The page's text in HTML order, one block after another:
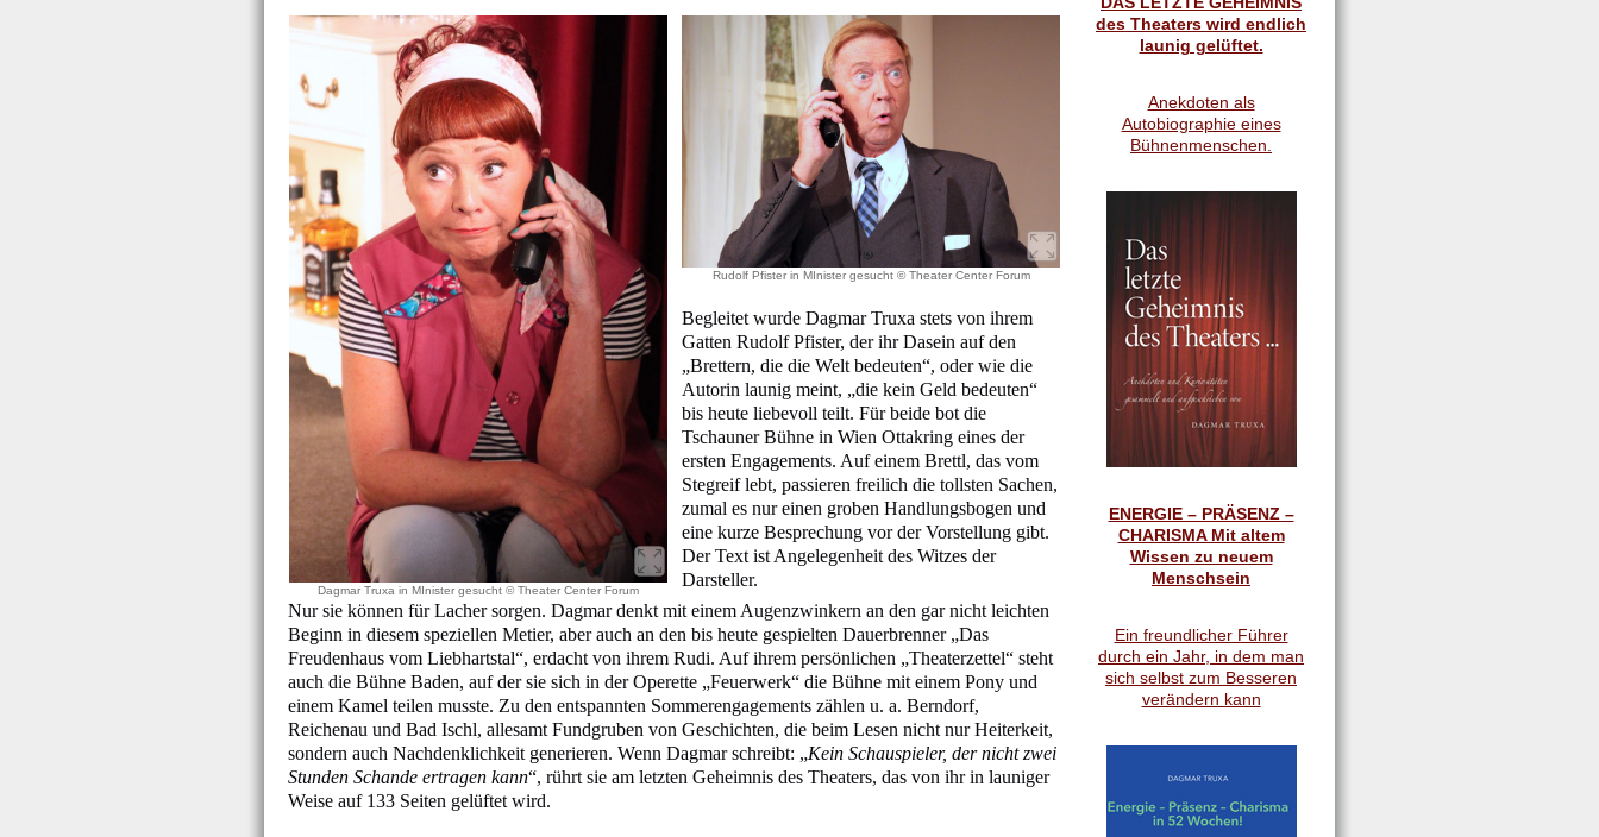
des Theaters wird endlich
launig gelüftet.
Anekdoten als
Autobiographie eines
Bühnenmenschen.
ENERGIE – PRÄSENZ –
CHARISMA Mit altem
Wissen zu neuem
Menschsein
Ein freundlicher Führer
durch ein Jahr, in dem man
sich selbst zum Besseren
verändern kann
Dagmar Truxa in MInister gesucht © Theater Center Forum
Rudolf Pfister in MInister gesucht © Theater Center Forum
Begleitet wurde Dagmar Truxa stets von ihrem
Gatten Rudolf Pfister, der ihr Dasein auf den
„Brettern, die die Welt bedeuten“, oder wie die
Autorin launig meint, „die kein Geld bedeuten“
bis heute liebevoll teilt. Für beide bot die
Tschauner Bühne in Wien Ottakring eines der
ersten Engagements. Auf einem Brettl, das vom
Stegreif lebt, passieren freilich die tollsten Sachen,
zumal es nur einen groben Handlungsbogen und
eine kurze Besprechung vor der Vorstellung gibt.
Der Text ist Angelegenheit des Witzes der
Darsteller.
Nur sie können für Lacher sorgen. Dagmar denkt mit einem Augenzwinkern an den gar nicht leichten
Beginn in diesem speziellen Metier, aber auch an den bis heute gespielten Dauerbrenner „Das
Freudenhaus vom Liebhartstal“, erdacht von ihrem Rudi. Auf ihrem persönlichen „Theaterzettel“ steht
auch die Bühne Baden, auf der sie sich in der Operette „Feuerwerk“ die Bühne mit einem Pony und
einem Kamel teilen musste. Zu den entspannten Sommerengagements zählen u. a. Berndorf,
Reichenau und Bad Ischl, allesamt Fundgruben von Geschichten, die beim Lesen nicht nur Heiterkeit,
sondern auch Nachdenklichkeit generieren. Wenn Dagmar schreibt: „Kein Schauspieler, der nicht zwei
Stunden Schande ertragen kann“, rührt sie am letzten Geheimnis des Theaters, das von ihr in launiger
Weise auf 133 Seiten gelüftet wird.